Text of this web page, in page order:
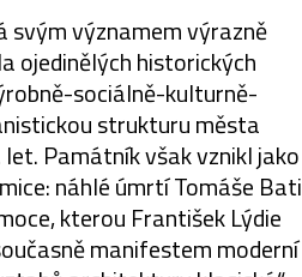
svým významem výrazně
ojedinělých historických
sociálně-kulturně-
strukturu města
Památník však vznikl jako
náhlé úmrtí Tomáše Bati
kterou František Lýdie
manifestem moderní